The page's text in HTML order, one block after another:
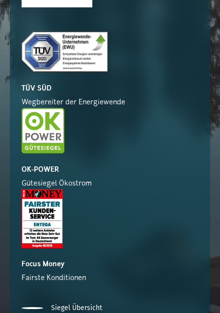
TÜV SÜD
Wegbereiter der Energiewende
OK-POWER
Gütesiegel Ökostrom
Focus Money
Fairste Konditionen
Siegel Übersicht